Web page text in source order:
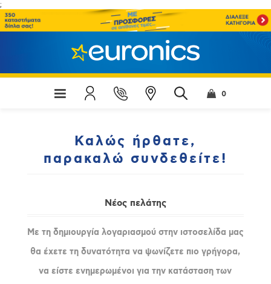
;
0
Καλώς ήρθατε,
παρακαλώ συνδεθείτε!
Νέος πελάτης
Με τη δημιουργία λογαριασμού στην ιστοσελίδα μας
θα έχετε τη δυνατότητα να ψωνίζετε πιο γρήγορα,
να είστε ενημερωμένοι για την κατάσταση των